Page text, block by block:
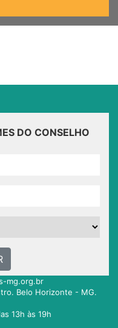
DO CONSELHO
mg.org.br
Belo Horizonte - MG.
13h às 19h